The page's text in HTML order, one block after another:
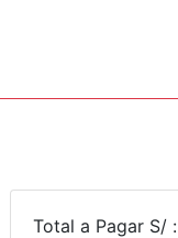
Total a Pagar S/ :